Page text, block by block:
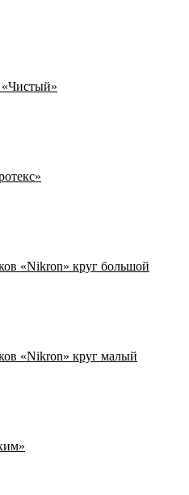
«Чистый»
«Nikron» круг большой
«Nikron» круг малый